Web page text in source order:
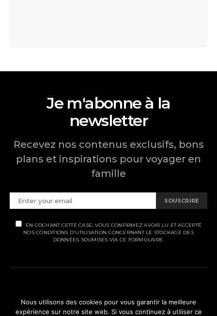
Je m'abonne à la
newsletter
Recevez nos contenus exclusifs, bons
plans et inspirations pour voyager en
famille
SOUSCRIRE
EN COCHANT CETTE CASE, VOUS CONFIRMEZ AVOIR LU ET ACCEPTÉ
NOS CONDITIONS D'UTILISATION CONCERNANT LE STOCKAGE DES
DONNÉES SOUMISES VIA CE FORMULAIRE.
MENTIONS LÉGALES
POLITIQUE DE CONFIDENTIALITÉ
Nous utilisons des cookies pour vous garantir la meilleure
expérience sur notre site web. Si vous continuez à utiliser ce